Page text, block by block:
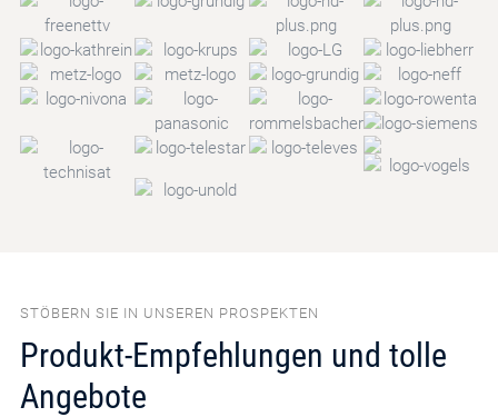
STÖBERN SIE IN UNSEREN PROSPEKTEN
Produkt-Empfehlungen und tolle
Angebote